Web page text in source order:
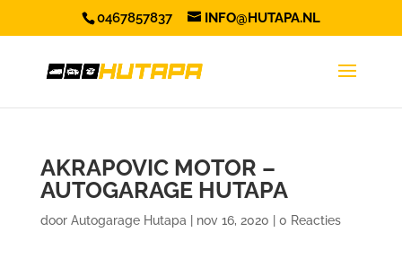
0467857837 INFO@HUTAPA.NL
AKRAPOVIC MOTOR –
AUTOGARAGE HUTAPA
door Autogarage Hutapa nov 16, 2020 0 Reacties